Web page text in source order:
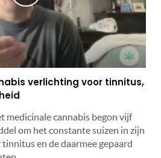
verlichting voor tinnitus,
medicinale cannabis begon vijf
om het constante suizen in zijn
en de daarmee gepaard